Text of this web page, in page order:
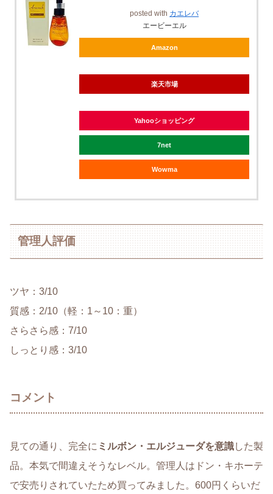
posted with カエレバ
エービーエル
Amazon
楽天市場
Yahooショッピング
7net
Wowma
管理人評価
ツヤ：3/10
質感：2/10（軽：1～10：重）
さらさら感：7/10
しっとり感：3/10
コメント
見ての通り、完全に ミルボン・エルジューダを意識した製
品。本気で間違えそうなレベル。管理人はドン・キホーテ
で安売りされていたため買ってみました。600円くらいだ